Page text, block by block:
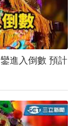
進入倒數 預計